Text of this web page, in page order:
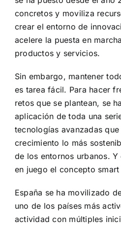
concretos y moviliza
crear el entorno de
acelere la puesta en
productos y servicios.
Sin embargo, mantener
es tarea fácil. Para hacer
retos que se plantean, se
aplicación de toda una
tecnologías avanzadas
crecimiento lo más
de los entornos urbanos.
en juego el concepto
España se ha movilizado
uno de los países más
actividad con múltiples